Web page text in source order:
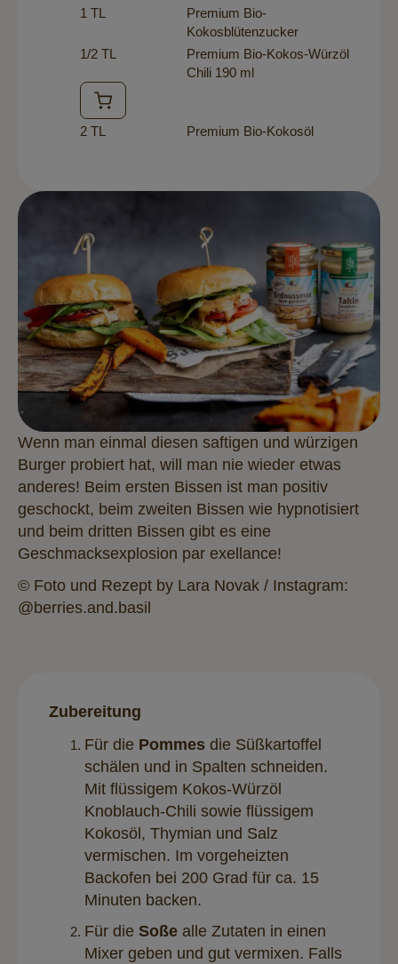
1 TL
Premium Bio-
Kokosblütenzucker
1/2 TL
Premium Bio-Kokos-Würzöl
Chili 190 ml
2 TL Premium Bio-Kokosöl
Wenn man einmal diesen saftigen und würzigen
Burger probiert hat, will man nie wieder etwas
anderes! Beim ersten Bissen ist man positiv
geschockt, beim zweiten Bissen wie hypnotisiert
und beim dritten Bissen gibt es eine
Geschmacksexplosion par exellance!
© Foto und Rezept by Lara Novak / Instagram:
@berries.and.basil
Zubereitung
Für die Pommes die Süßkartoffel
schälen und in Spalten schneiden.
Mit flüssigem Kokos-Würzöl
Knoblauch-Chili sowie flüssigem
Kokosöl, Thymian und Salz
vermischen. Im vorgeheizten
Backofen bei 200 Grad für ca. 15
Minuten backen.
Für die Soße alle Zutaten in einen
Mixer geben und gut vermixen. Falls